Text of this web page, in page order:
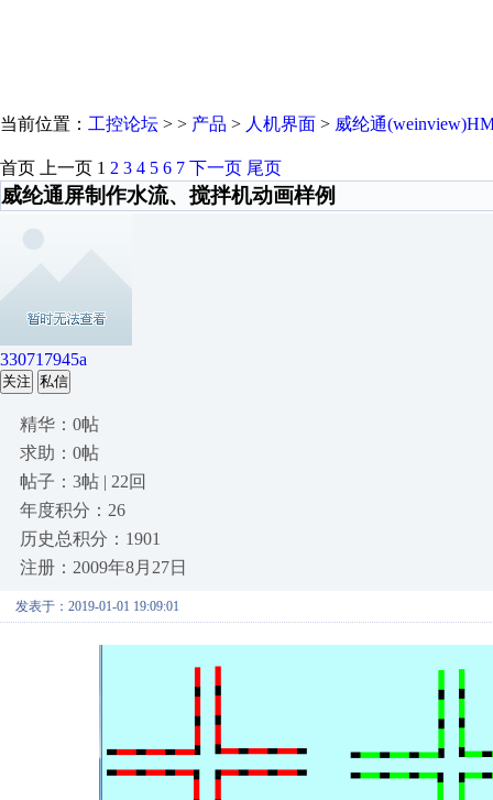
当前位置： 工控论坛 > > 产品 > 人机界面 > 威纶通
首页 上一页 1 2 3 4 5 6 7 下一页 尾页
威纶通屏制作水流、搅拌机动画样例
330717945a
关注 私信
精华：0帖
求助：0帖
帖子：3帖 | 22回
年度积分：26
历史总积分：1901
注册：2009年8月27日
发表于：2019-01-01 19:09:01